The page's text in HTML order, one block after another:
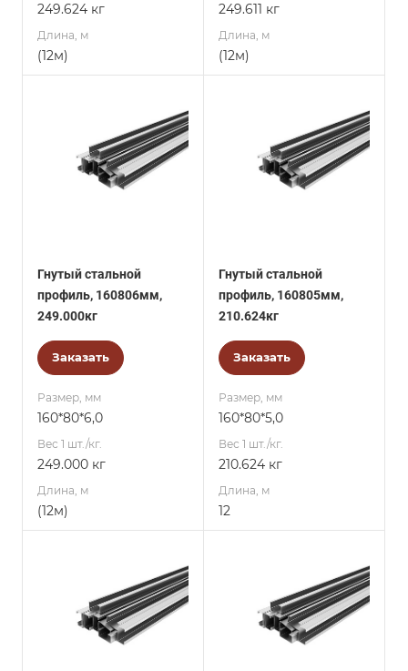
249.624 кг
Длина, м
(12м)
249.611 кг
Длина, м
(12м)
Гнутый стальной
профиль, 160806мм,
249.000кг
Заказать
Размер, мм
160*80*6,0
Вес 1 шт./кг.
249.000 кг
Длина, м
(12м)
Гнутый стальной
профиль, 160805мм,
210.624кг
Заказать
Размер, мм
160*80*5,0
Вес 1 шт./кг.
210.624 кг
Длина, м
12